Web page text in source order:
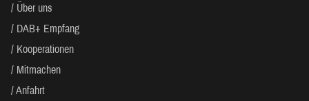
Über uns
DAB+ Empfang
Kooperationen
Mitmachen
Anfahrt